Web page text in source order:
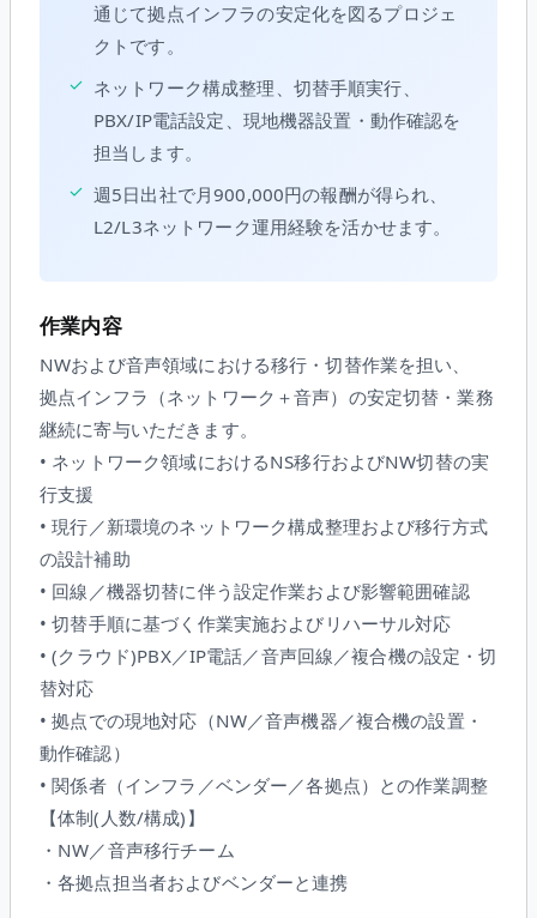
通じて拠点インフラの安定化を図るプロジェ
クトです。
✓ ネットワーク構成整理、切替手順実行、
PBX/IP電話設定、現地機器設置・動作確認を
担当します。
✓ 週5日出社で月900,000円の報酬が得られ、
L2/L3ネットワーク運用経験を活かせます。
作業内容
NWおよび音声領域における移行・切替作業を担い、
拠点インフラ（ネットワーク＋音声）の安定切替・業務
継続に寄与いただきます。
• ネットワーク領域におけるNS移行およびNW切替の実
行支援
• 現行／新環境のネットワーク構成整理および移行方式
の設計補助
• 回線／機器切替に伴う設定作業および影響範囲確認
• 切替手順に基づく作業実施およびリハーサル対応
• (クラウド)PBX／IP電話／音声回線／複合機の設定・切
替対応
• 拠点での現地対応（NW／音声機器／複合機の設置・
動作確認）
• 関係者（インフラ／ベンダー／各拠点）との作業調整
【体制(人数/構成)】
・NW／音声移行チーム
・各拠点担当者およびベンダーと連携